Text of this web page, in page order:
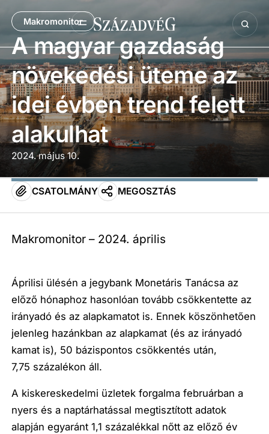
Makromonitor
A magyar gazdaság
növekedési üteme az
idei évben trend felett
alakulhat
2024. május 10.
CSATOLMÁNY MEGOSZTÁS
Makromonitor – 2024. április
Áprilisi ülésén a jegybank Monetáris Tanácsa az
előző hónaphoz hasonlóan tovább csökkentette az
irányadó és az alapkamatot is. Ennek köszönhetően
jelenleg hazánkban az alapkamat (és az irányadó
kamat is), 50 bázispontos csökkentés után,
7,75 százalékon áll.
A kiskereskedelmi üzletek forgalma februárban a
nyers és a naptárhatással megtisztított adatok
alapján egyaránt 1,1 százalékkal nőtt az előző év